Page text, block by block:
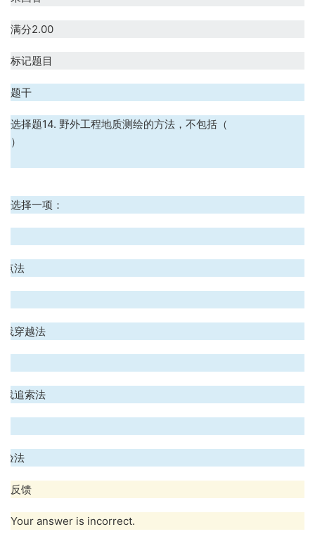
满分2.00
标记题目
题干
选择题14. 野外工程地质测绘的方法，不包括（
）
选择一项：
点法
线穿越法
线追索法
验法
反馈
Your answer is incorrect.